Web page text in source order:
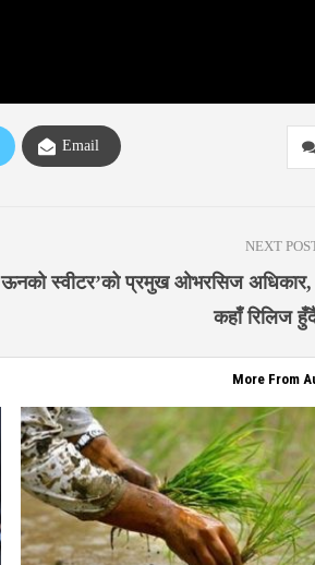
Email
NEXT
स्वीटर’को प्रमुख ओभरसिज अधिकार,
कहाँ रिलिज
More From